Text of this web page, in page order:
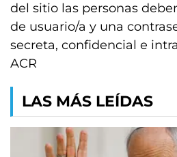
del sitio las personas
de usuario/a y una
secreta, confidencial e
ACR
LAS MÁS LEÍDAS